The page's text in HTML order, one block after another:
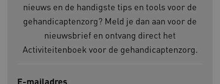
nieuws en de handigste tips en tools voor de
gehandicaptenzorg? Meld je dan aan voor de
nieuwsbrief en ontvang direct het
Activiteitenboek voor de gehandicaptenzorg.
E-mailadres
ARRAffinity
Microsoft Corporation
.www.kennispleingehandicaptensector.nl